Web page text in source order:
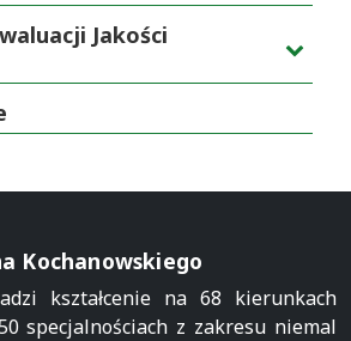
Jakości
Kochanowskiego
kształcenie na 68 kierunkach
specjalnościach z zakresu niemal